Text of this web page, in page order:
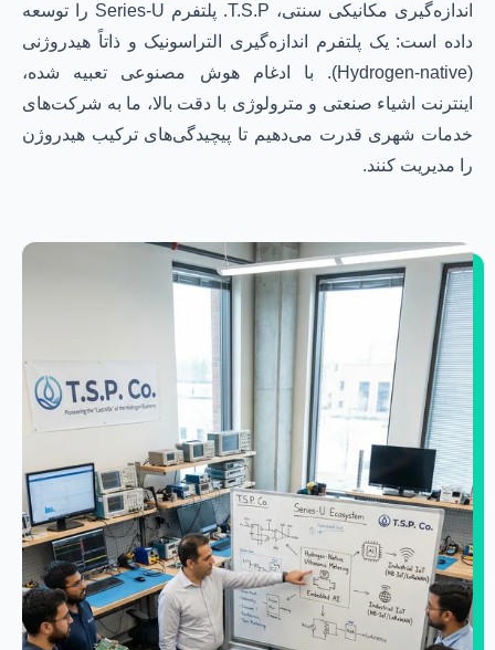
اندازه‌گیری مکانیکی سنتی، T.S.P. پلتفرم Series-U را توسعه
داده است: یک پلتفرم اندازه‌گیری التراسونیک و ذاتاً هیدروژنی
(Hydrogen-native). با ادغام هوش مصنوعی تعبیه شده،
اینترنت اشیاء صنعتی و مترولوژی با دقت بالا، ما به شرکت‌های
خدمات شهری قدرت می‌دهیم تا پیچیدگی‌های ترکیب هیدروژن
را مدیریت کنند.